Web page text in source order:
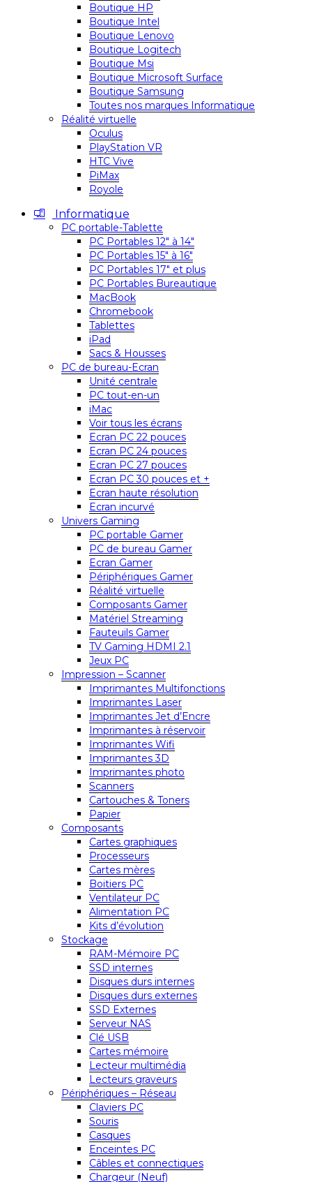
Boutique HP
Boutique Intel
Boutique Lenovo
Boutique Logitech
Boutique Msi
Boutique Microsoft Surface
Boutique Samsung
Toutes nos marques Informatique
Réalité virtuelle
Oculus
PlayStation VR
HTC Vive
PiMax
Royole
Informatique
PC portable-Tablette
PC Portables 12″ à 14″
PC Portables 15″ à 16″
PC Portables 17″ et plus
PC Portables Bureautique
MacBook
Chromebook
Tablettes
iPad
Sacs & Housses
PC de bureau-Ecran
Unité centrale
PC tout-en-un
iMac
Voir tous les écrans
Ecran PC 22 pouces
Ecran PC 24 pouces
Ecran PC 27 pouces
Ecran PC 30 pouces et +
Ecran haute résolution
Ecran incurvé
Univers Gaming
PC portable Gamer
PC de bureau Gamer
Ecran Gamer
Périphériques Gamer
Réalité virtuelle
Composants Gamer
Matériel Streaming
Fauteuils Gamer
TV Gaming HDMI 2.1
Jeux PC
Impression – Scanner
Imprimantes Multifonctions
Imprimantes Laser
Imprimantes Jet d’Encre
Imprimantes à réservoir
Imprimantes Wifi
Imprimantes 3D
Imprimantes photo
Scanners
Cartouches & Toners
Papier
Composants
Cartes graphiques
Processeurs
Cartes mères
Boitiers PC
Ventilateur PC
Alimentation PC
Kits d’évolution
Stockage
RAM-Mémoire PC
SSD internes
Disques durs internes
Disques durs externes
SSD Externes
Serveur NAS
Clé USB
Cartes mémoire
Lecteur multimédia
Lecteurs graveurs
Périphériques – Réseau
Claviers PC
Souris
Casques
Enceintes PC
Câbles et connectiques
Chargeur (Neuf)